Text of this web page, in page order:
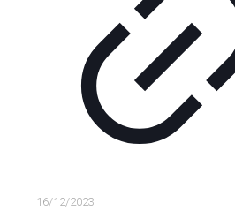
16/12/2023